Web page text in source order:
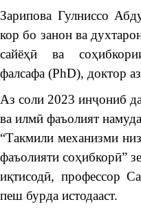
Зарипова Гулниссо
кор бо занон ва
сайёҳӣ ва
фалсафа (PhD), доктор
Аз соли 2023 инҷониб
ва илмӣ фаъолият
“Такмили механизми
фаъолияти соҳибкорӣ”
иқтисодӣ, профессор
пеш бурда истодааст.